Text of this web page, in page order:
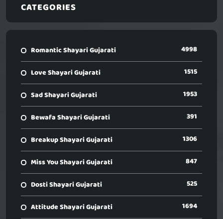
CATEGORIES
Romantic Shayari Gujarati 4998
Love Shayari Gujarati 1515
Sad Shayari Gujarati 1953
Bewafa Shayari Gujarati 391
Breakup Shayari Gujarati 1306
Miss You Shayari Gujarati 847
Dosti Shayari Gujarati 525
Attitude Shayari Gujarati 1694